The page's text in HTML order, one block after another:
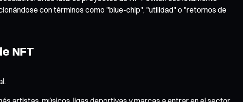
con términos como "blue-chip", "utilidad" o "retornos de
NFT